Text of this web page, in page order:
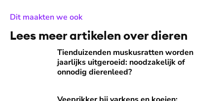
Dit maakten we ook:
Lees meer artikelen over dieren
Tienduizenden muskusratten worden
jaarlijks uitgeroeid: noodzakelijk of
onnodig dierenleed?
Tienduizenden muskusratten worden jaarlijks uitgeroeid: